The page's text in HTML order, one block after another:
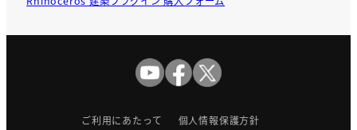
ご利用にあたって 個人情報保護方針